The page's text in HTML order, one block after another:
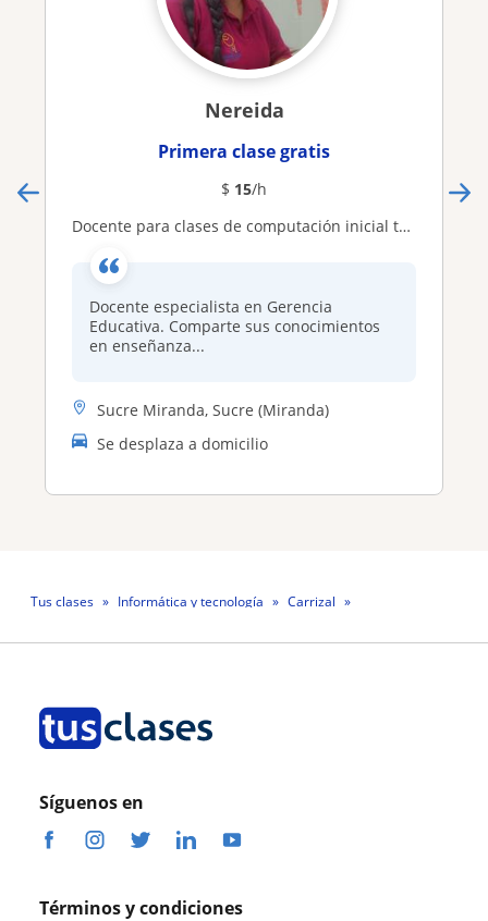
Nereida
Primera clase gratis
$ 15/h
Docente para clases de computación inicial todas las edades
Docente especialista en Gerencia
Educativa. Comparte sus conocimientos
en enseñanza...
Sucre Miranda, Sucre (Miranda)
Se desplaza a domicilio
Tus clases Informática y tecnología
Carrizal
Síguenos en
Términos y condiciones